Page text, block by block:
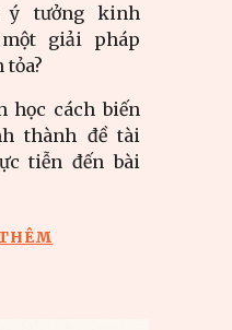
ý tưởng kinh
giải pháp
tỏa?
học cách biến
thành đề tài
tiễn đến bài